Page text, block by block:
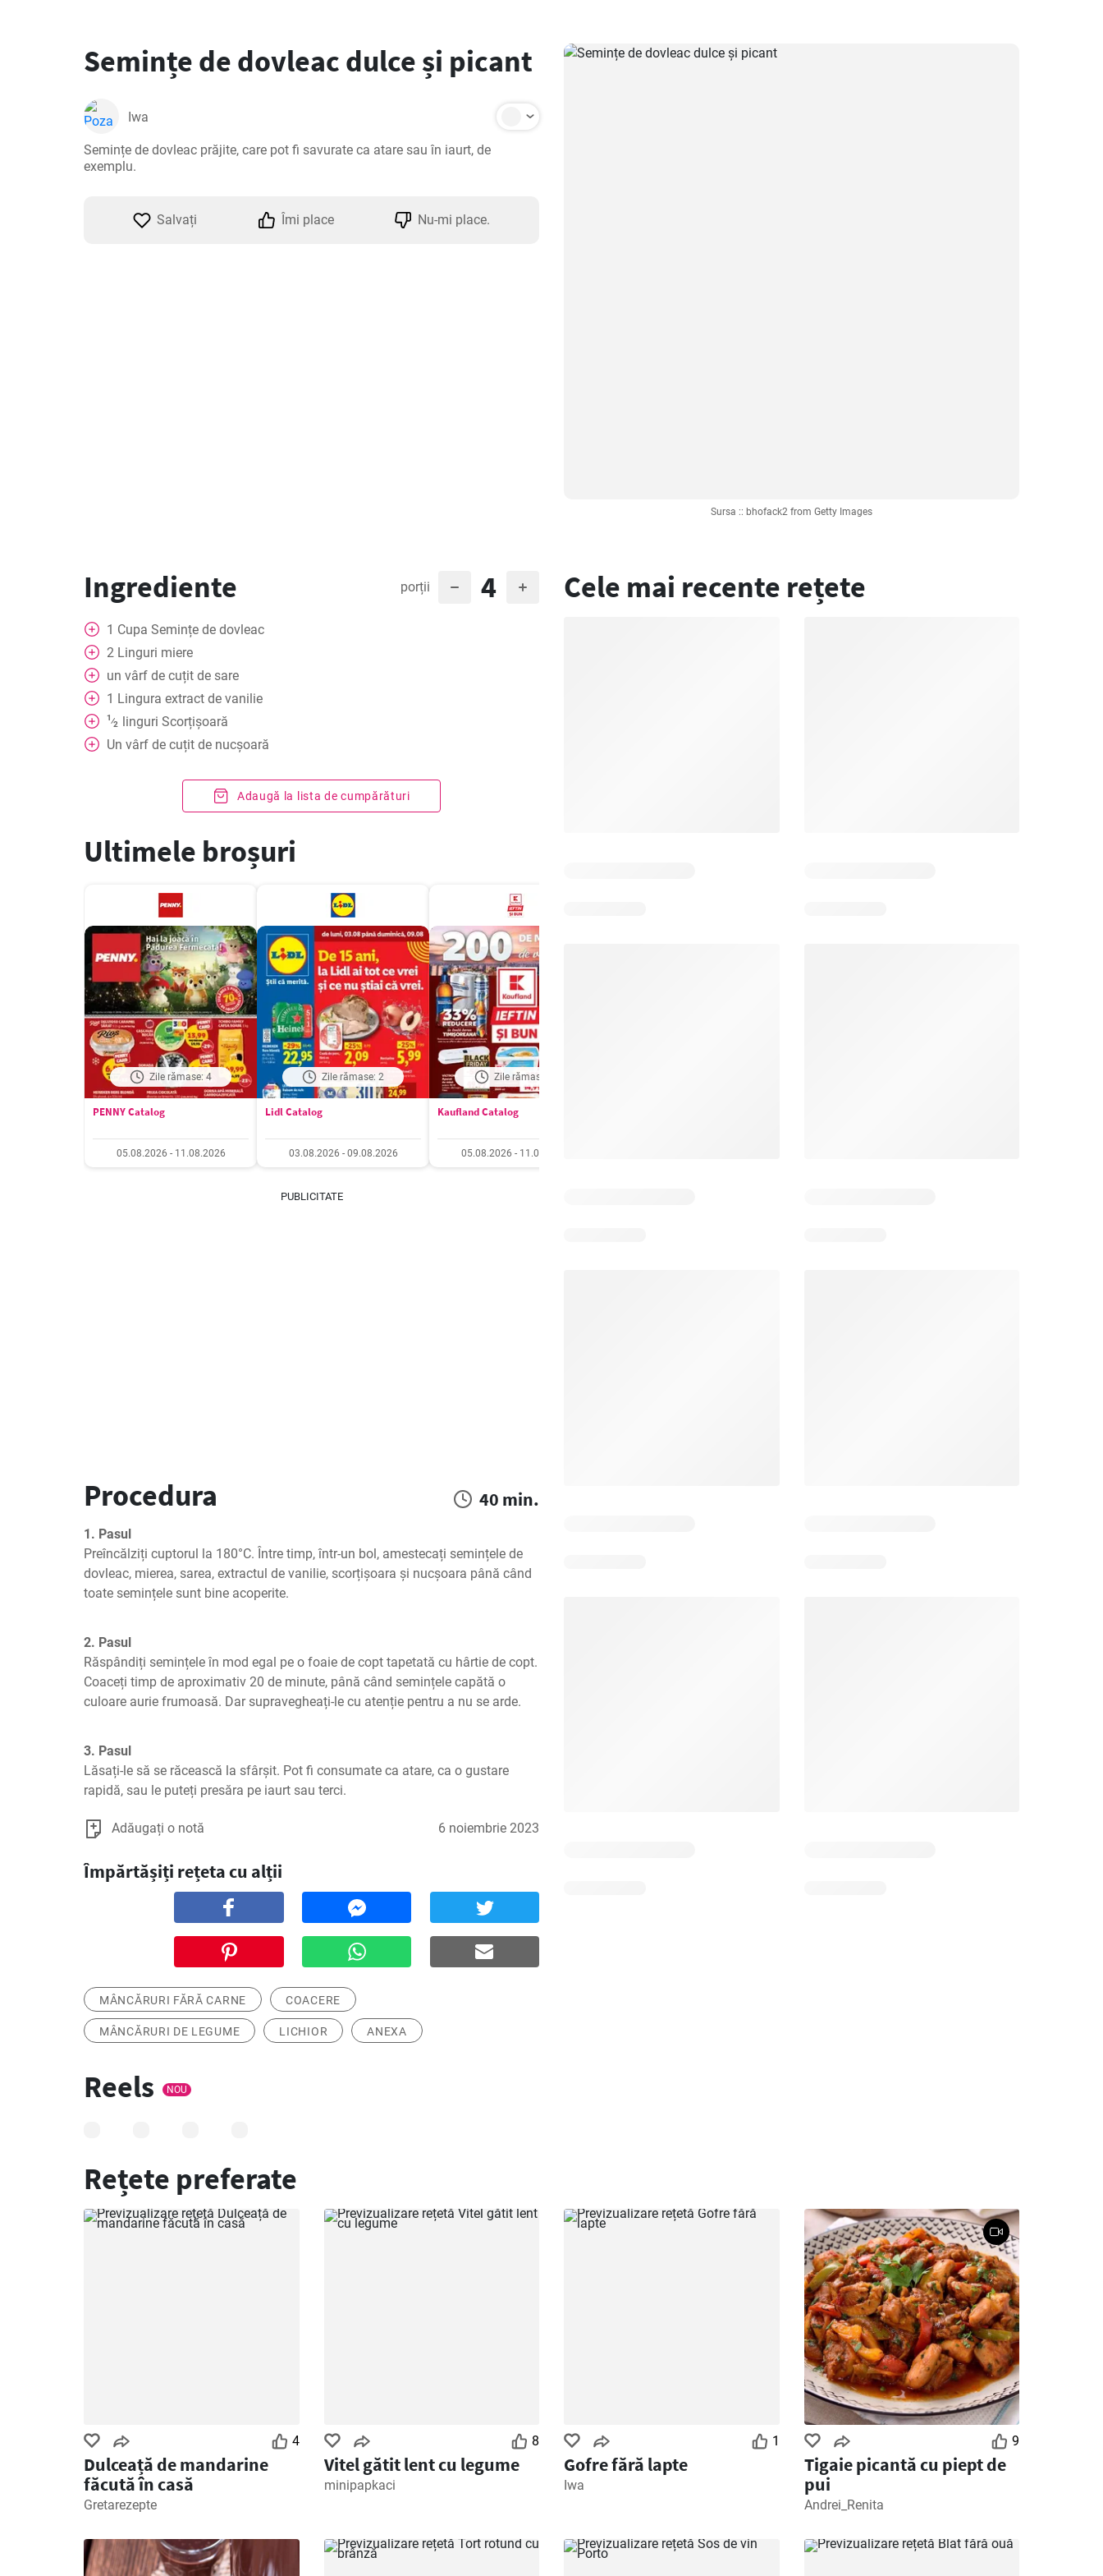
Sursa :: bhofack2 from Getty Images
Semințe de dovleac dulce și picant
Iwa
Semințe de dovleac prăjite, care pot fi savurate ca atare sau în iaurt, de
exemplu.
Salvați Îmi place Nu-mi place.
Ingrediente porții 4
1 Cupa Semințe de dovleac
2 Linguri miere
un vârf de cuțit de sare
1 Lingura extract de vanilie
1⁄2 linguri Scorțișoară
Un vârf de cuțit de nucșoară
Adaugă la lista de cumpărături
Ultimele broșuri
Zile rămase: 4
PENNY Catalog
05.08.2026 - 11.08.2026
Zile rămase: 2
Lidl Catalog
03.08.2026 - 09.08.2026
Zile rămase: 4
Kaufland Catalog
05.08.2026 - 11.08.2026
PUBLICITATE
Procedura 40 min.
1. Pasul
Preîncălziți cuptorul la 180°C. Între timp, într-un bol, amestecați semințele de
dovleac, mierea, sarea, extractul de vanilie, scorțișoara și nucșoara până când
toate semințele sunt bine acoperite.
2. Pasul
Răspândiți semințele în mod egal pe o foaie de copt tapetată cu hârtie de copt.
Coaceți timp de aproximativ 20 de minute, până când semințele capătă o
culoare aurie frumoasă. Dar supravegheați-le cu atenție pentru a nu se arde.
3. Pasul
Lăsați-le să se răcească la sfârșit. Pot fi consumate ca atare, ca o gustare
rapidă, sau le puteți presăra pe iaurt sau terci.
Adăugați o notă 6 noiembrie 2023
Împărtășiți rețeta cu alții
MÂNCĂRURI FĂRĂ CARNE COACERE
MÂNCĂRURI DE LEGUME LICHIOR ANEXA
Cele mai recente rețete
Reels NOU
Rețete preferate
4
Dulceață de mandarine
făcută în casă
Gretarezepte
8
Vitel gătit lent cu legume
minipapkaci
1
Gofre fără lapte
Iwa
9
Tigaie picantă cu piept de
pui
Andrei_Renita